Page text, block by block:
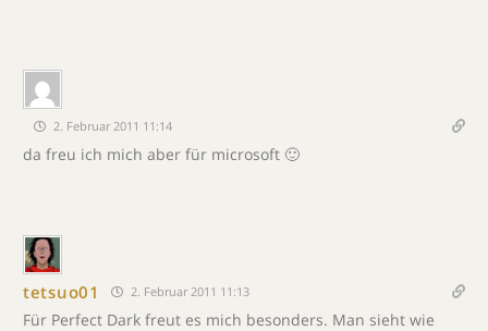
2. Februar 2011 11:14
da freu ich mich aber für microsoft 🙂
tetsuo01 2. Februar 2011 11:13
Für Perfect Dark freut es mich besonders. Man sieht wie